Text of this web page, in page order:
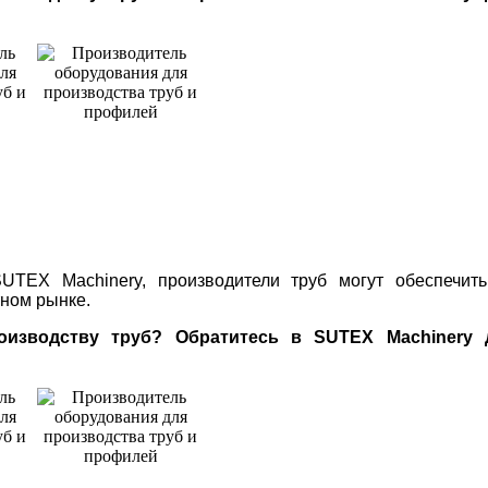
Machinery, производители труб могут
рынке.
труб? Обратитесь в SUTEX Machinery